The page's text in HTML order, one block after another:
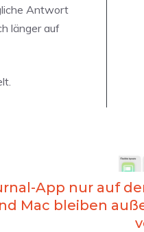
Antwort
länger auf
App nur auf
Mac bleiben